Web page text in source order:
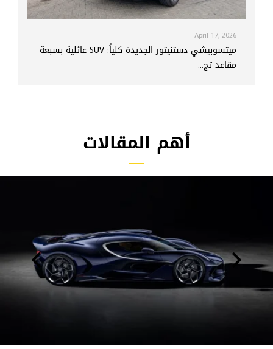
April 17, 2026
ميتسوبيشي دستنيتور الجديدة كلياً: SUV عائلية بسبعة
مقاعد تج...
أهم المقالات